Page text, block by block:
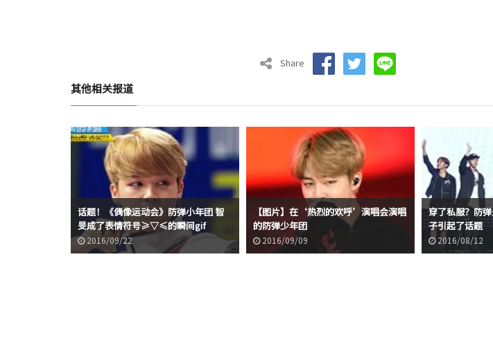
Share
其他相关报道
话题！《偶像运动会》防弹小年团 智
旻成了表情符号≥▽≤的瞬间gif
2016/09/22
【图片】在‘热烈的欢呼’演唱会演唱
的防弹少年团
2016/09/09
穿了私服？防
子引起了话题
2016/08/12